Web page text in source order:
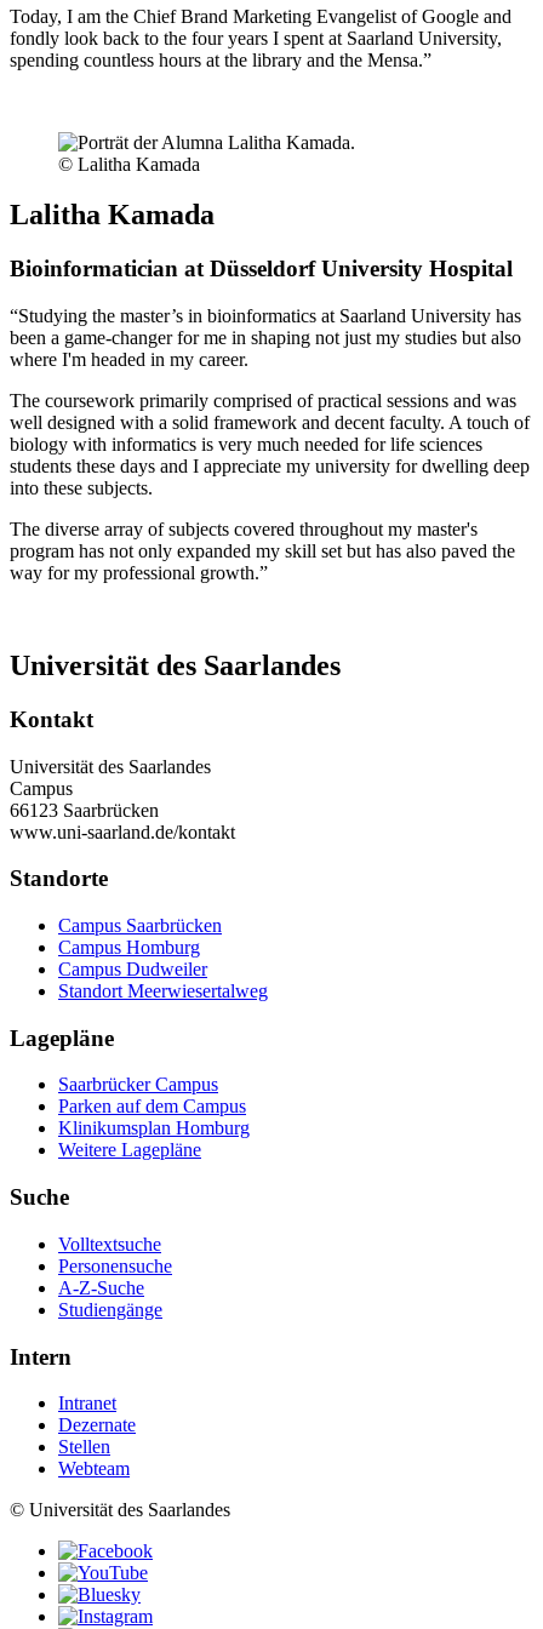
Today, I am the Chief Brand Marketing Evangelist of Google and
fondly look back to the four years I spent at Saarland University,
spending countless hours at the library and the Mensa.”
© Lalitha Kamada
Lalitha Kamada
Bioinformatician at Düsseldorf University Hospital
“Studying the master’s in bioinformatics at Saarland University has
been a game-changer for me in shaping not just my studies but also
where I'm headed in my career.
The coursework primarily comprised of practical sessions and was
well designed with a solid framework and decent faculty. A touch of
biology with informatics is very much needed for life sciences
students these days and I appreciate my university for dwelling deep
into these subjects.
The diverse array of subjects covered throughout my master's
program has not only expanded my skill set but has also paved the
way for my professional growth.”
Universität des Saarlandes
Kontakt
Universität des Saarlandes
Campus
66123 Saarbrücken
www.uni-saarland.de/kontakt
Standorte
Campus Saarbrücken
Campus Homburg
Campus Dudweiler
Standort Meerwiesertalweg
Lagepläne
Saarbrücker Campus
Parken auf dem Campus
Klinikumsplan Homburg
Weitere Lagepläne
Suche
Volltextsuche
Personensuche
A-Z-Suche
Studiengänge
Intern
Intranet
Dezernate
Stellen
Webteam
© Universität des Saarlandes